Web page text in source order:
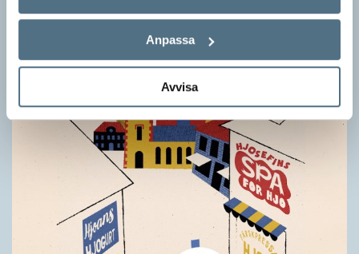
Anpassa
Avvisa